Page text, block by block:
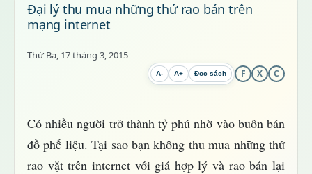
Đại lý thu mua những thứ rao bán trên
mạng internet
Thứ Ba, 17 tháng 3, 2015
A- A+ Đọc sách F X C
Có nhiều người trở thành tỷ phú nhờ vào buôn bán
đồ phế liệu. Tại sao bạn không thu mua những thứ
rao vặt trên internet với giá hợp lý và rao bán lại